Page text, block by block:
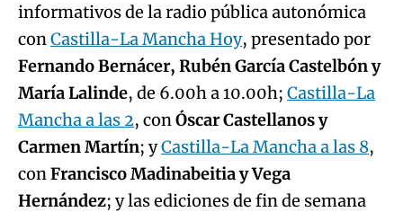
informativos de la radio pública autonómica
conCastilla-La Mancha Hoy, presentado por
Fernando Bernácer, Rubén García Castelbón y
María Lalinde, de 6.00h a 10.00h; Castilla-La
Mancha a las 2, conÓscar Castellanos y
Carmen Martín; yCastilla-La Mancha a las 8,
conFrancisco Madinabeitia y Vega
Hernández; y las ediciones de fin de semana